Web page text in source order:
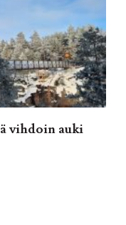
vihdoin auki